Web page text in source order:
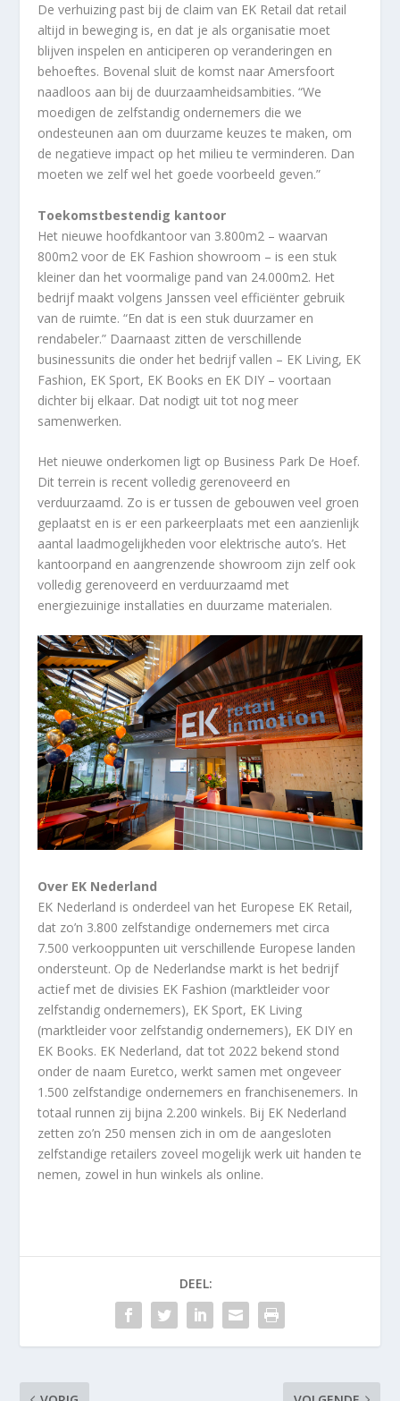
De verhuizing past bij de claim van EK Retail dat retail
altijd in beweging is, en dat je als organisatie moet
blijven inspelen en anticiperen op veranderingen en
behoeftes. Bovenal sluit de komst naar Amersfoort
naadloos aan bij de duurzaamheidsambities. “We
moedigen de zelfstandig ondernemers die we
ondesteunen aan om duurzame keuzes te maken, om
de negatieve impact op het milieu te verminderen. Dan
moeten we zelf wel het goede voorbeeld geven.”
Toekomstbestendig kantoor
Het nieuwe hoofdkantoor van 3.800m2 – waarvan
800m2 voor de EK Fashion showroom – is een stuk
kleiner dan het voormalige pand van 24.000m2. Het
bedrijf maakt volgens Janssen veel efficiënter gebruik
van de ruimte. “En dat is een stuk duurzamer en
rendabeler.” Daarnaast zitten de verschillende
businessunits die onder het bedrijf vallen – EK Living, EK
Fashion, EK Sport, EK Books en EK DIY – voortaan
dichter bij elkaar. Dat nodigt uit tot nog meer
samenwerken.
Het nieuwe onderkomen ligt op Business Park De Hoef.
Dit terrein is recent volledig gerenoveerd en
verduurzaamd. Zo is er tussen de gebouwen veel groen
geplaatst en is er een parkeerplaats met een aanzienlijk
aantal laadmogelijkheden voor elektrische auto’s. Het
kantoorpand en aangrenzende showroom zijn zelf ook
volledig gerenoveerd en verduurzaamd met
energiezuinige installaties en duurzame materialen.
Over EK Nederland
EK Nederland is onderdeel van het Europese EK Retail,
dat zo’n 3.800 zelfstandige ondernemers met circa
7.500 verkooppunten uit verschillende Europese landen
ondersteunt. Op de Nederlandse markt is het bedrijf
actief met de divisies EK Fashion (marktleider voor
zelfstandig ondernemers), EK Sport, EK Living
(marktleider voor zelfstandig ondernemers), EK DIY en
EK Books. EK Nederland, dat tot 2022 bekend stond
onder de naam Euretco, werkt samen met ongeveer
1.500 zelfstandige ondernemers en franchisenemers. In
totaal runnen zij bijna 2.200 winkels. Bij EK Nederland
zetten zo’n 250 mensen zich in om de aangesloten
zelfstandige retailers zoveel mogelijk werk uit handen te
nemen, zowel in hun winkels als online.
DEEL: